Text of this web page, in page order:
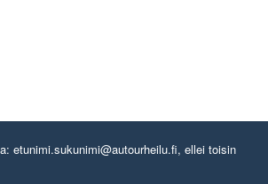
etunimi.sukunimi@autourheilu.fi, ellei toisin